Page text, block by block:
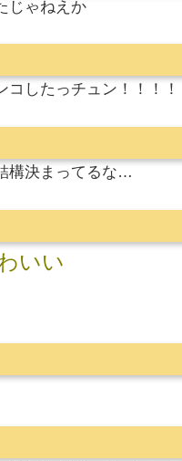
じゃねえか
コしたっチュン！！！！
構決まってるな…
いい